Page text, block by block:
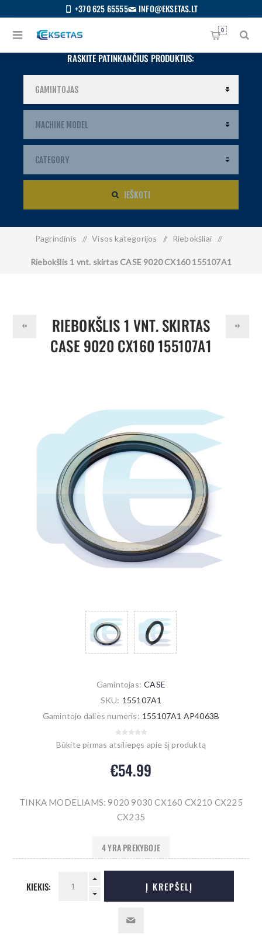
+370 625 65555 INFO@EKSETAS.LT
0
RASKITE PATINKANČIUS PRODUKTUS:
IEŠKOTI
Pagrindinis / Visos kategorijos / Riebokšliai /
Riebokšlis 1 vnt. skirtas CASE 9020 CX160 155107A1
RIEBOKŠLIS 1 VNT. SKIRTAS
CASE 9020 CX160 155107A1
Gamintojas: CASE
SKU: 155107A1
Gamintojo dalies numeris: 155107A1 AP4063B
Būkite pirmas atsiliepęs apie šį produktą
€54.99
TINKA MODELIAMS: 9020 9030 CX160 CX210 CX225
CX235
4 YRA PREKYBOJE
KIEKIS: Į KREPŠELĮ